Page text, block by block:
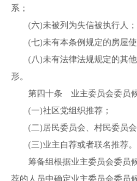
系；
(六)未被列为失信被执行人；
(七)未有本条例规定的房屋
( 八)未有法律法规规定的其
形。
第四十条 业主委员会委员候
(一)社区党组织推荐；
( 二) 居民委员会、村民委员会
(三)业主自荐或者联名推荐。
筹备组根据业主委员会委员候
荐的人员中确定业主委员会委员